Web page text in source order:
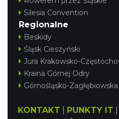
Silesia Convention
Regionalne
Beskidy
Śląsk Cieszyński
Jura Krakowsko-
Kraina Górnej Odry
Górnośląsko-
KONTAKT PUNKTY IT